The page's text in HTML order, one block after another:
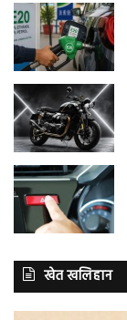
खेत खलिहान